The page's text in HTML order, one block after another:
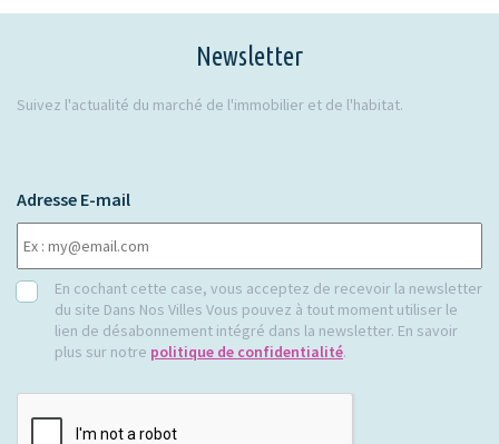
Newsletter
Suivez l'actualité du marché de l'immobilier et de l'habitat.
Adresse E-mail
RGPDEn cochant cette case, vous acceptez de recevoir la newsletter
du site Dans Nos Villes Vous pouvez à tout moment utiliser le
lien de désabonnement intégré dans la newsletter. En savoir
plus sur notre politique de confidentialité.
CAPTCHA